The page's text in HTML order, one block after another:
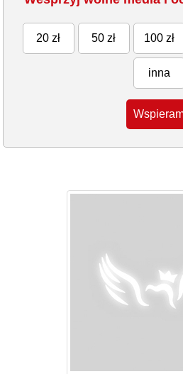
20 zł 50 zł 100 zł
inna